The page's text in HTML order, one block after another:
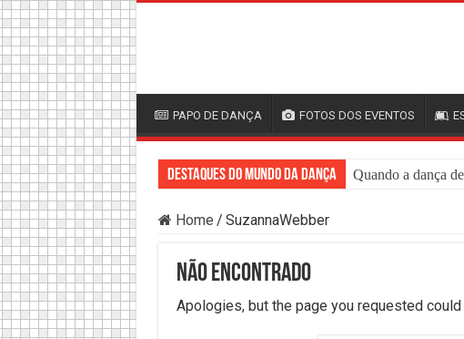
PAPO DE DANÇA FOTOS DOS EVENTOS
Destaques do mundo da Dança Quando a dança
Home / SuzannaWebber
Não encontrado
Apologies, but the page you requested